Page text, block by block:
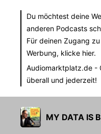
Du möchtest deine
anderen Podcasts
Für deinen Zugang
Werbung, klicke hier.
Audiomarktplatz.de -
überall und jederzeit!